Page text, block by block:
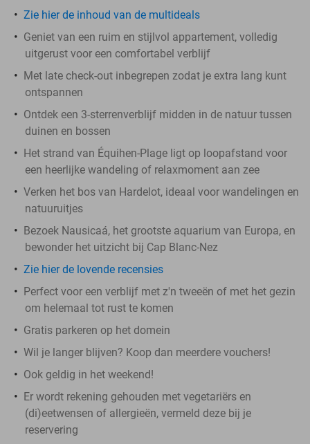
Zie hier de inhoud van de multideals
Geniet van een ruim en stijlvol appartement, volledig
uitgerust voor een comfortabel verblijf
Met late check-out inbegrepen zodat je extra lang kunt
ontspannen
Ontdek een 3-sterrenverblijf midden in de natuur tussen
duinen en bossen
Het strand van Équihen-Plage ligt op loopafstand voor
een heerlijke wandeling of relaxmoment aan zee
Verken het bos van Hardelot, ideaal voor wandelingen en
natuuruitjes
Bezoek Nausicaá, het grootste aquarium van Europa, en
bewonder het uitzicht bij Cap Blanc-Nez
Zie hier de lovende recensies
Perfect voor een verblijf met z'n tweeën of met het gezin
om helemaal tot rust te komen
Gratis parkeren op het domein
Wil je langer blijven? Koop dan meerdere vouchers!
Ook geldig in het weekend!
Er wordt rekening gehouden met vegetariërs en
(di)eetwensen of allergieën, vermeld deze bij je
reservering